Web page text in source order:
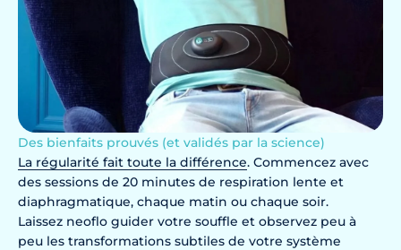
Des bienfaits prouvés (et validés par la science)
La régularité fait toute la différence. Commencez avec
des sessions de 20 minutes de respiration lente et
diaphragmatique, chaque matin ou chaque soir.
Laissez neoflo guider votre souffle et observez peu à
peu les transformations subtiles de votre système